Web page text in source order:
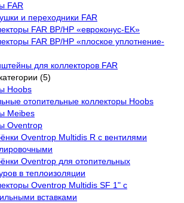
FAR
и переходники FAR
FAR ВР/НР «евроконус-EK»
FAR ВР/НР «плоское уплотнение-
для коллекторов FAR
(5)
Hoobs
отопительные коллекторы Hoobs
Meibes
Oventrop
Oventrop Multidis R с вентилями
Oventrop для отопительных
в теплоизоляции
Oventrop Multidis SF 1" с
вставками